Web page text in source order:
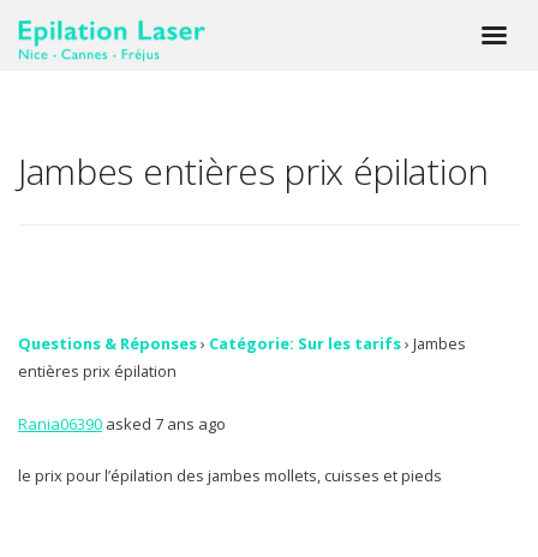
Jambes entières prix épilation
Questions & Réponses› Catégorie: Sur les tarifs› Jambes
entières prix épilation
Rania06390 asked 7 ans ago
le prix pour l’épilation des jambes mollets, cuisses et pieds